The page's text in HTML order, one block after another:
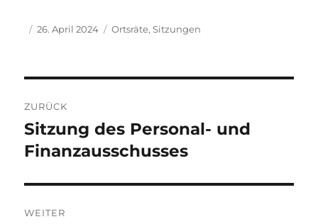
Autor
Veröffentlicht
26. April 2024 Kategorien
Ortsräte,Sitzungen
ZURÜCK
Vorheriger
Beitrag:
Sitzung des Personal- und
Finanzausschusses
WEITER